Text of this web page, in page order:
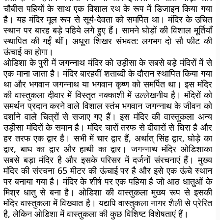
चौबीस पहियों के साथ एक विशाल रथ के रूप में डिजाइन किया गया
है। यह मंदिर मूल रूप से सूर्य-देवता को समर्पित था। मंदिर के उचित
स्थान पर बारह बड़े पहिये लगे हुए हैं। सामने घोड़ों की विशाल मूर्तियाँ
स्थापित की गईं थीं। अधूरा शिखर संभवत: लगभग दो सौ फीट की
ऊंचाई का होगा।
ओडिशा के पुरी में जगन्नाथ मंदिर को उड़ीसा के सबसे बड़े मंदिरों में से
एक माना जाता है। मंदिर बारहवीं शताब्दी के दौरान स्थापित किया गया
था और भगवान जगन्नाथ या भगवान कृष्ण को समर्पित था। इस मंदिर
की वास्तुकला दीवार में विस्तृत नक्काशी में उल्लेखनीय है। मंदिरों को
समर्थन प्रदान करने वाले विशाल स्तंभ भगवान जगन्नाथ के जीवन को
दर्शाने वाले चित्रों से सजाए गए हैं। इस मंदिर की वास्तुकला अन्य
उड़ीसा मंदिरों के समान है। मंदिर चारों तरफ से दीवारों से घिरा है और
हर तरफ एक द्वार है। सभी में चार द्वार हैं, अर्थात् सिंह द्वार, घोड़े का
द्वार, बाघ का द्वार और हाथी का द्वार। जगन्नाथ मंदिर ओडिशाका
सबसे बड़ा मंदिर है और इसके परिसर में दर्जनों संरचनाएं हैं। मुख्य
मंदिर की संरचना 65 मीटर की ऊंचाई पर है और इसे एक ऊंचे स्थान
पर बनाया गया है। मंदिर के शीर्ष पर एक पहिया है जो आठ धातुओं के
मिश्र धातु से बना है। ओडिशा की वास्तुकला मुख्य रूप से इसकी
मंदिर वास्तुकला में विख्यात है। यद्यपि वास्तुकला नागर शैली से प्रेरित
है, लेकिन ओडिशा में वास्तुकला की कुछ विशिष्ट विशेषताएं हैं।